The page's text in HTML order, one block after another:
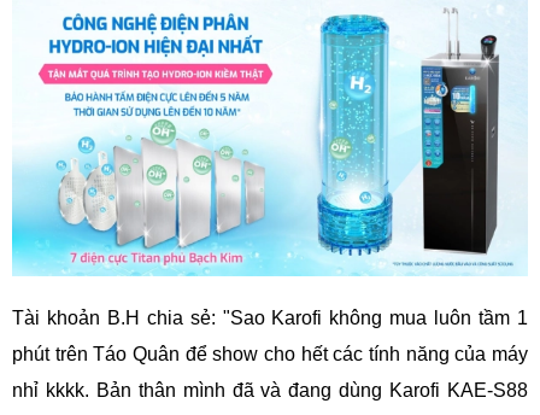
Tài khoản B.H chia sẻ: "Sao Karofi không mua luôn tầm 1
phút trên Táo Quân để show cho hết các tính năng của máy
nhỉ kkkk. Bản thân mình đã và đang dùng Karofi KAE-S88